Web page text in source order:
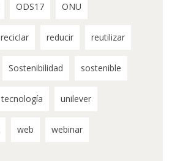
ODS17 ONU
reciclar reducir reutilizar
Sostenibilidad sostenible
tecnología unilever
web webinar